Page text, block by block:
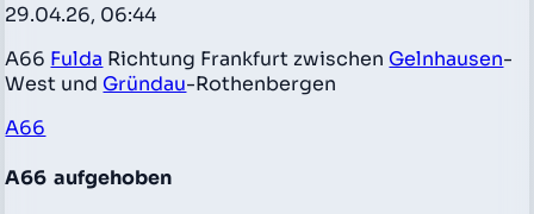
29.04.26, 06:44
A66 Fulda Richtung Frankfurt zwischen Gelnhausen-
West und Gründau-Rothenbergen
A66
A66 aufgehoben